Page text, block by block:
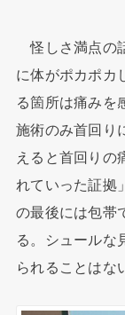
怪しさ満点の
に体がポカポカ
る箇所は痛みを
施術のみ首回り
えると首回りの
れていった証拠
の最後には包帯
る。シュールな
られることはな